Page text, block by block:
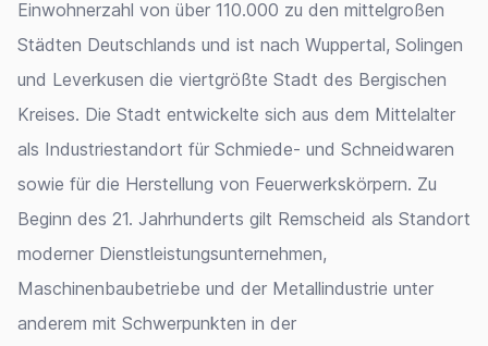
Einwohnerzahl von über 110.000 zu den mittelgroßen
Städten Deutschlands und ist nach Wuppertal, Solingen
und Leverkusen die viertgrößte Stadt des Bergischen
Kreises. Die Stadt entwickelte sich aus dem Mittelalter
als Industriestandort für Schmiede- und Schneidwaren
sowie für die Herstellung von Feuerwerkskörpern. Zu
Beginn des 21. Jahrhunderts gilt Remscheid als Standort
moderner Dienstleistungsunternehmen,
Maschinenbaubetriebe und der Metallindustrie unter
anderem mit Schwerpunkten in der